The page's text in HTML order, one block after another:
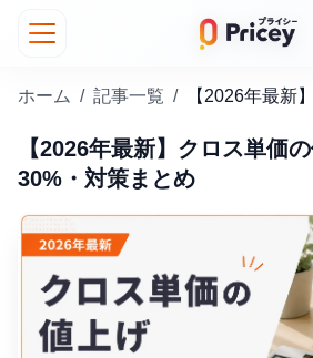
ホーム / 記事一覧 /
【2026年最新】クロス単価
30%・対策まとめ